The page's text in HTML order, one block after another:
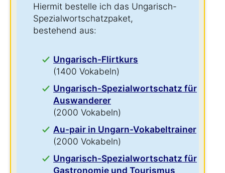
Hiermit bestelle ich das Ungarisch-
Spezialwortschatzpaket,
bestehend aus:
Ungarisch-Flirtkurs
(1400 Vokabeln)
Ungarisch-Spezialwortschatz für
Auswanderer
(2000 Vokabeln)
Au-pair in Ungarn-Vokabeltrainer
(2000 Vokabeln)
Ungarisch-Spezialwortschatz für
Gastronomie und Tourismus